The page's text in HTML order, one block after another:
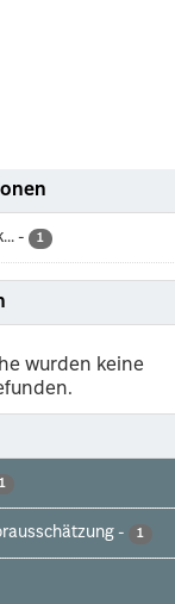
- 1
wurden keine
1
- 1